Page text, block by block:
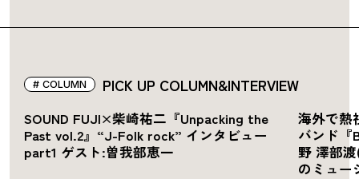
PICK UP COLUMN&INTERVIEW
COLUMN
SOUND FUJI×柴崎祐二『Unpacking the
Past vol.2』“J-Folk rock” インタビュー
part1 ゲスト:曽我部恵一
海外で熱
バンド『
野 澤部
のミュー